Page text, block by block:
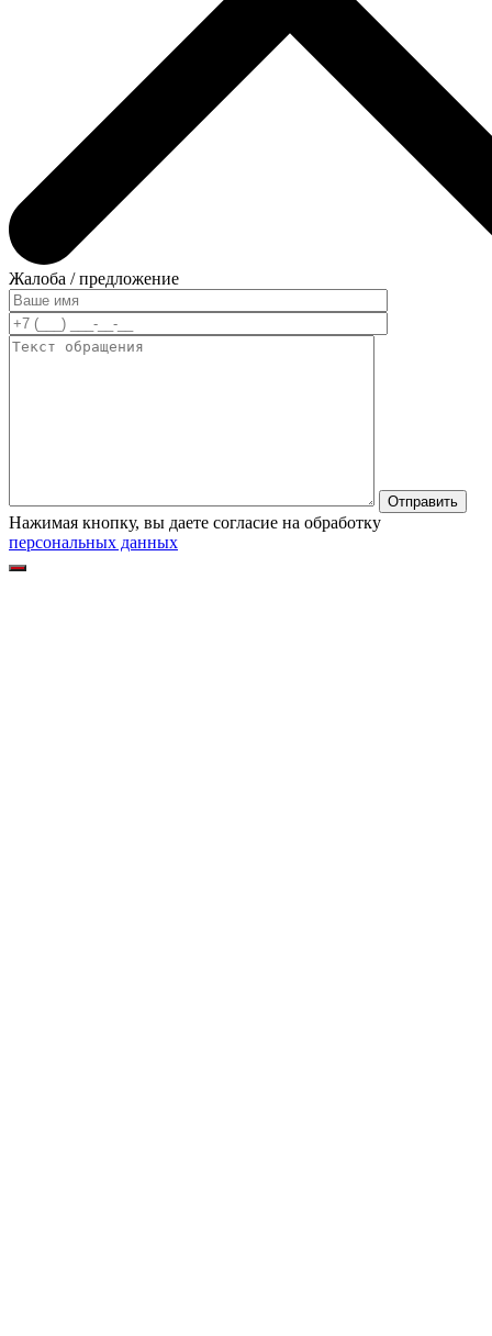
Жалоба / предложение
Нажимая кнопку, вы даете согласие на обработку
персональных данных